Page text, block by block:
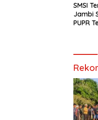
SMSI
Jambi
PUPR